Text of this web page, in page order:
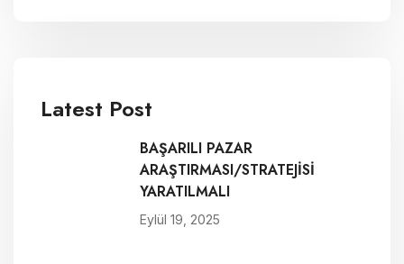
Latest Post
BAŞARILI PAZAR
ARAŞTIRMASI/STRATEJİSİ
YARATILMALI
Eylül 19, 2025